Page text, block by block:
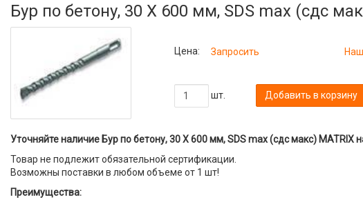
Бур по бетону, 30 Х 600 мм, SDS max (сдс
Цена: Запросить
шт. Добавить в корзину
Уточняйте наличие Бур по бетону, 30 Х 600 мм, SDS max (сдс макс) MATRIX
Товар не подлежит обязательной сертификации.
Возможны поставки в любом объеме от 1 шт!
Преимущества: